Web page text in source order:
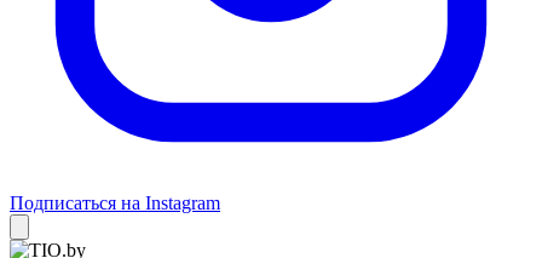
Подписаться на Instagram